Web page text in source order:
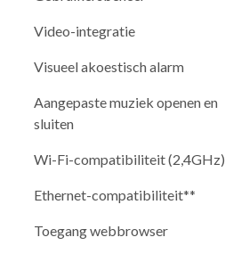
Video-integratie
Visueel akoestisch alarm
Aangepaste muziek openen en
sluiten
Wi-Fi-compatibiliteit (2,4GHz)
Ethernet-compatibiliteit**
Toegang webbrowser